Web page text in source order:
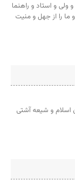
ولی و استاد و راهنما
را از جهل و منیت
اسلام و شیعه آشتی